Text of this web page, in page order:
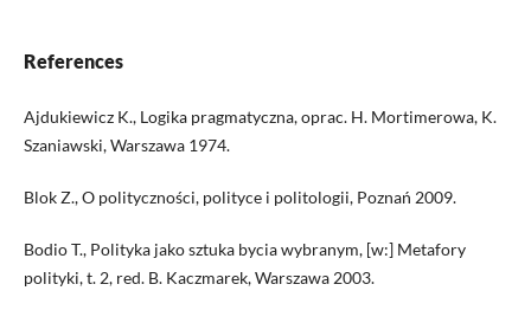
References
Ajdukiewicz K., Logika pragmatyczna, oprac. H. Mortimerowa, K.
Szaniawski, Warszawa 1974.
Blok Z., O polityczności, polityce i politologii, Poznań 2009.
Bodio T., Polityka jako sztuka bycia wybranym, [w:] Metafory
polityki, t. 2, red. B. Kaczmarek, Warszawa 2003.